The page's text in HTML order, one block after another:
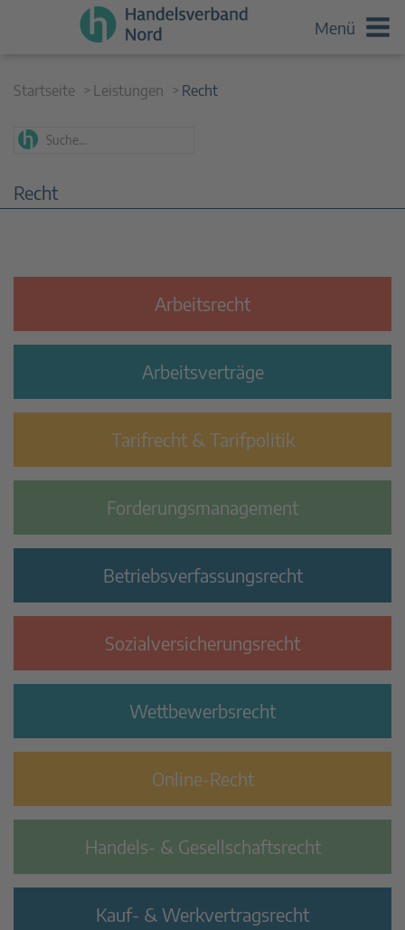
Menü
Startseite Leistungen Recht
Recht
Arbeitsrecht
Arbeitsverträge
Tarifrecht & Tarifpolitik
Forderungsmanagement
Betriebs­verfassungsrecht
Sozialversicherungsrecht
Wettbewerbsrecht
Online-Recht
Handels- & Gesellschaftsrecht
Kauf- & Werkvertragsrecht